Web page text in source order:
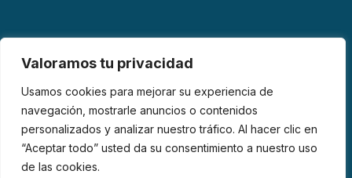
Valoramos tu privacidad
Usamos cookies para mejorar su experiencia de
navegación, mostrarle anuncios o contenidos
personalizados y analizar nuestro tráfico. Al hacer clic en
“Aceptar todo” usted da su consentimiento a nuestro uso
de las cookies.
© 2026 AFIBROM. Todos los derechos reservados.